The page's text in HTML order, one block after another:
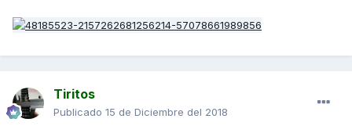
Tiritos
Publicado 15 de Diciembre del 2018